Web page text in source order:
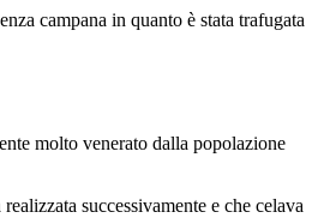
campana in quanto è stata trafugata
molto venerato dalla popolazione
successivamente e che celava